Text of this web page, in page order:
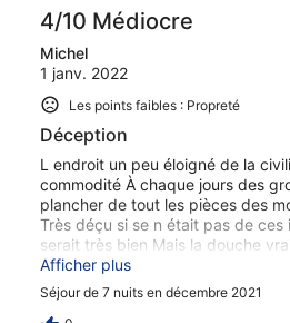
4/10 Médiocre
Michel
1 janv. 2022
Les points faibles : Propreté
Déception
L endroit un peu éloigné de la
commodité À chaque jours des
plancher de tout les pièces des
Très déçu si se n était pas de
serait très bien Mais la douche
retournerais pas
Afficher plus
Séjour de 7 nuits en décembre 2021